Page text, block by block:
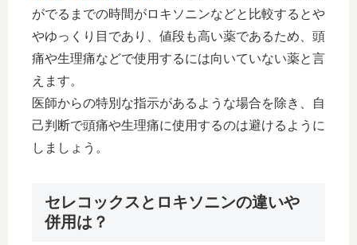
がでるまでの時間がロキソニンなどと比較するとや
やゆっくり目であり、値段も高い薬であるため、頭
痛や生理痛などで使用するには向いていない薬と言
えます。
医師からの特別な指示があるような場合を除き、自
己判断で頭痛や生理痛に使用するのは避けるように
しましょう。
セレコックスとロキソニンの違いや
併用は？